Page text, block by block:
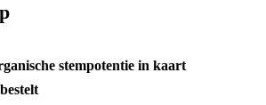
stempotentie in kaart